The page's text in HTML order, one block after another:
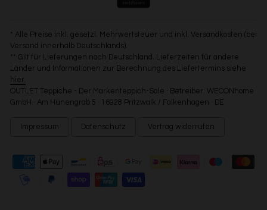
* Alle Preise inkl. gesetzl. Mehrwertsteuer und inkl. Versandkosten (bei
Versand innerhalb Deutschlands).
** Gilt für Lieferungen nach Deutschland. Lieferzeiten für andere
Länder und Informationen zur Berechnung des Liefertermins siehe
hier.
OUTLET Teppiche - Der Markenteppich-Sale · Betreiber: WECONhome
GmbH · Am Hünengrab 5 · 16928 Pritzwalk / Falkenhagen · DE
Impressum Datenschutz Vertrag widerrufen